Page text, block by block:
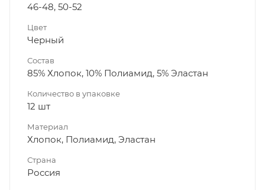
46-48, 50-52
Цвет
Черный
Состав
85% Хлопок, 10% Полиамид, 5% Эластан
Количество в упаковке
12 шт
Материал
Хлопок, Полиамид, Эластан
Страна
Россия